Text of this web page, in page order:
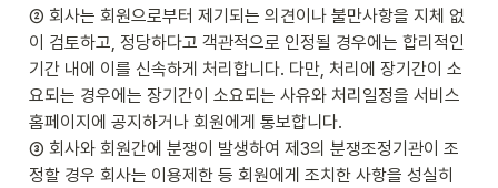
② 회사는 회원으로부터 제기되는 의견이나 불만사항을 지체 없
이 검토하고, 정당하다고 객관적으로 인정될 경우에는 합리적인
기간 내에 이를 신속하게 처리합니다. 다만, 처리에 장기간이 소
요되는 경우에는 장기간이 소요되는 사유와 처리일정을 서비스
홈페이지에 공지하거나 회원에게 통보합니다.
③ 회사와 회원간에 분쟁이 발생하여 제3의 분쟁조정기관이 조
정할 경우 회사는 이용제한 등 회원에게 조치한 사항을 성실히